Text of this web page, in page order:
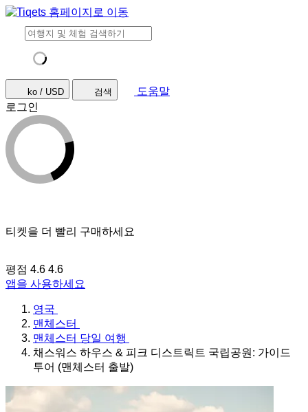
ko / USD 검색
도움말
로그인
티켓을 더 빨리 구매하세요
평점 4.6 4.6
앱을 사용하세요
영국
맨체스터
맨체스터 당일 여행
채스워스 하우스 & 피크 디스트릭트 국립공원: 가이드
투어 (맨체스터 출발)